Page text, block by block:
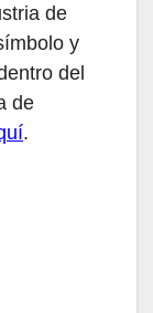
de
y
del
de
.